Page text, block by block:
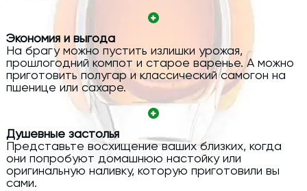
Экономия и выгода
На брагу можно пустить излишки урожая,
прошлогодний компот и старое варенье. А можно
приготовить полугар и классический самогон на
пшенице или сахаре.
Душевные застолья
Представьте восхищение ваших близких, когда
они попробуют домашнюю настойку или
оригинальную наливку, которую приготовили вы
сами.